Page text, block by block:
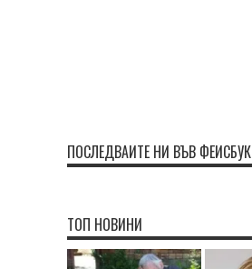
ПОСЛЕДВАЙТЕ НИ ВЪВ ФЕЙСБУК
ТОП НОВИНИ